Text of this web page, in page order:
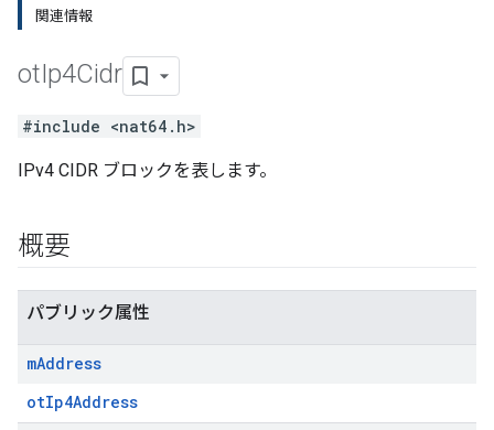
関連情報
otIp4Cidr
#include <nat64.h>
IPv4 CIDR ブロックを表します。
概要
パブリック属性
mAddress
otIp4Address